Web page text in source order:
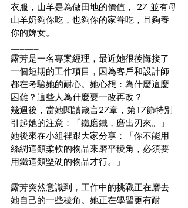
衣服，山羊是為做田地的價值， 27 並有母
山羊奶夠你吃，也夠你的家眷吃，且夠養
你的婢女。
露芳是一名專案經理，最近她很後悔接了
一個短期的工作項目，因為客戶和設計師
都在考驗她的耐心。她心想：為什麼這麼
困難？這些人為什麼要一改再改？
幾週後，當她閱讀箴言27章，第17節特別
引起她的注意：「鐵磨鐵，磨出刃來。」
她後來在小組裡跟大家分享：「你不能用
絲綢這類柔軟的物品來磨平稜角，必須要
用鐵這類堅硬的物品才行。」
露芳突然意識到，工作中的挑戰正在磨去
她自己的一些稜角。她正在學習更有耐